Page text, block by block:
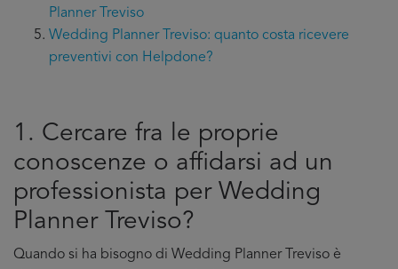
Planner Treviso
Wedding Planner Treviso: quanto costa ricevere
preventivi con Helpdone?
1. Cercare fra le proprie
conoscenze o affidarsi ad un
professionista per Wedding
Planner Treviso?
Quando si ha bisogno di Wedding Planner Treviso è